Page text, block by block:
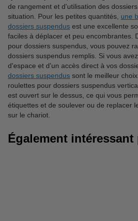
de rangement et d'utilisation des
situation. Pour les petites quantités, une
dossiers suspendus est une excellente
faciles à déplacer et peu encombrantes.
pour dossiers suspendus, vous pouvez
dossiers suspendus remplis. Si vous
d'espace et d'un accès direct à vos
dossiers suspendus sont le meilleur
roulettes pour dossiers suspendus
est ouvert sur le dessus, ce qui vous
étiquettes et de soulever ou de replacer
sur le chariot.
Également